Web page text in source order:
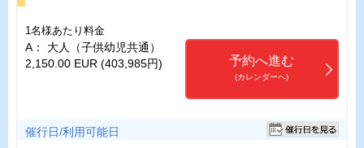
1名様あたり料金
A： 大人（子供幼児共通）
2,150.00 EUR (403,985円)
予約へ進む
(カレンダーへ)
催行日/利用可能日